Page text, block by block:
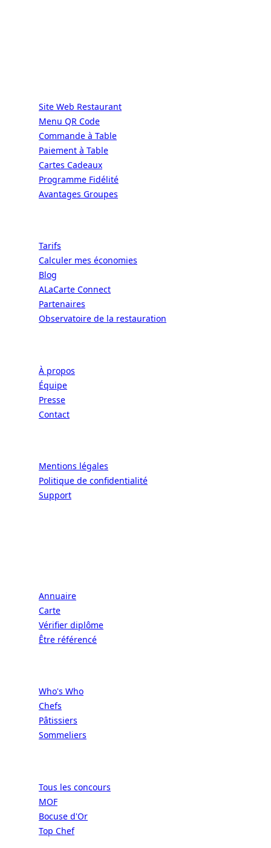
Site Web Restaurant
Menu QR Code
Commande à Table
Paiement à Table
Cartes Cadeaux
Programme Fidélité
Avantages Groupes
Tarifs
Calculer mes économies
Blog
ALaCarte Connect
Partenaires
Observatoire de la restauration
À propos
Équipe
Presse
Contact
Mentions légales
Politique de confidentialité
Support
Annuaire
Carte
Vérifier diplôme
Être référencé
Who's Who
Chefs
Pâtissiers
Sommeliers
Tous les concours
MOF
Bocuse d'Or
Top Chef